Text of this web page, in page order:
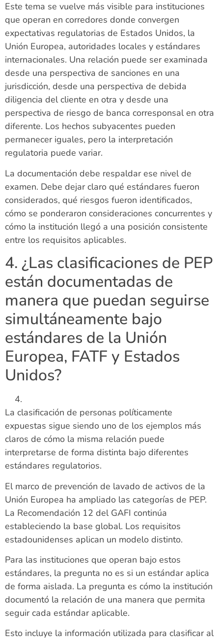
Este tema se vuelve más visible para instituciones
que operan en corredores donde convergen
expectativas regulatorias de Estados Unidos, la
Unión Europea, autoridades locales y estándares
internacionales. Una relación puede ser examinada
desde una perspectiva de sanciones en una
jurisdicción, desde una perspectiva de debida
diligencia del cliente en otra y desde una
perspectiva de riesgo de banca corresponsal en otra
diferente. Los hechos subyacentes pueden
permanecer iguales, pero la interpretación
regulatoria puede variar.
La documentación debe respaldar ese nivel de
examen. Debe dejar claro qué estándares fueron
considerados, qué riesgos fueron identificados,
cómo se ponderaron consideraciones concurrentes y
cómo la institución llegó a una posición consistente
entre los requisitos aplicables.
4. ¿Las clasificaciones de PEP
están documentadas de
manera que puedan seguirse
simultáneamente bajo
estándares de la Unión
Europea, FATF y Estados
Unidos?
La clasificación de personas políticamente
expuestas sigue siendo uno de los ejemplos más
claros de cómo la misma relación puede
interpretarse de forma distinta bajo diferentes
estándares regulatorios.
El marco de prevención de lavado de activos de la
Unión Europea ha ampliado las categorías de PEP.
La Recomendación 12 del GAFI continúa
estableciendo la base global. Los requisitos
estadounidenses aplican un modelo distinto.
Para las instituciones que operan bajo estos
estándares, la pregunta no es si un estándar aplica
de forma aislada. La pregunta es cómo la institución
documentó la relación de una manera que permita
seguir cada estándar aplicable.
Esto incluye la información utilizada para clasificar al